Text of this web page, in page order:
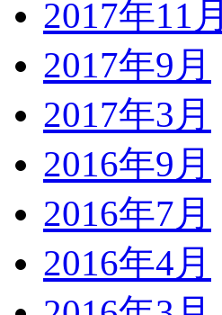
2017年11月
2017年9月
2017年3月
2016年9月
2016年7月
2016年4月